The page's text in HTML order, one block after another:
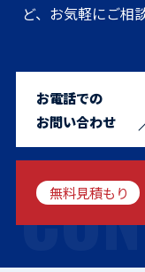
ど、お気軽にご相
お電話での
お問い合わせ
無料見積もり